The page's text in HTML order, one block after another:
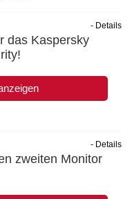
das Kaspersky
- Details
zweiten Monitor
- Details